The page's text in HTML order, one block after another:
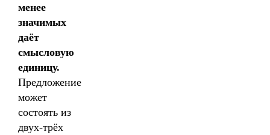
менее
значимых
даёт
смысловую
единицу.
Предложение
может
состоять из
двух-трёх